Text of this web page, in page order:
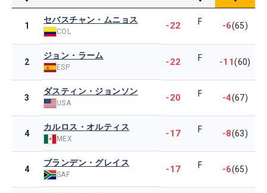
1
セバスチャン・ムニョス
COL
-22 F -6(65)
2
ジョン・ラーム
ESP -22 F -11(60)
3
ダスティン・ジョンソン
USA -20 F -4(67)
4
カルロス・オルティス
MEX -17 F -8(63)
4
ブランデン・グレイス
SAF -17 F -6(65)